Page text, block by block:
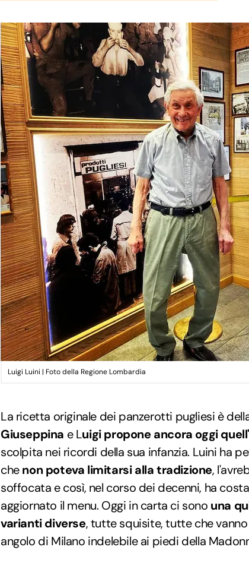
Luigi Luini | Foto della Regione Lombardia
La ricetta originale dei panzerotti pugliesi è
Giuseppina e Luigi propone ancora oggi
scolpita nei ricordi della sua infanzia. Luini ha
chenon poteva limitarsi alla tradizione,
soffocata e così, nel corso dei decenni, ha
aggiornato il menu. Oggi in carta ci sono una
varianti diverse, tutte squisite, tutte che
angolo di Milano indelebile ai piedi della